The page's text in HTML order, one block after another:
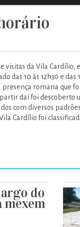
visitas da Vila Cardílio,
das 10 às 12h30 e
presença romana que
partir daí foi descoberto
com diversos
Cardílio foi
do